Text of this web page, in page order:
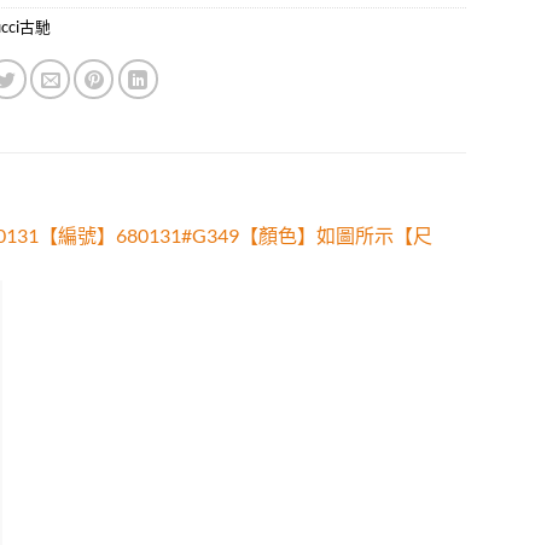
古馳
【編號】680131#G349【顏色】如圖所示【尺